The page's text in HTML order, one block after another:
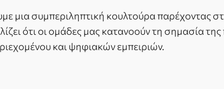
μια συμπεριληπτική κουλτούρα παρέχοντας
ότι οι ομάδες μας κατανοούν τη σημασία της
και ψηφιακών εμπειριών.